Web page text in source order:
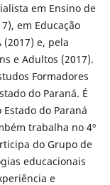
em Ensino de
em Educação
e, pela
e Adultos (2017).
Formadores
do Paraná. É
do Paraná
trabalha no 4º
do Grupo de
educacionais
e